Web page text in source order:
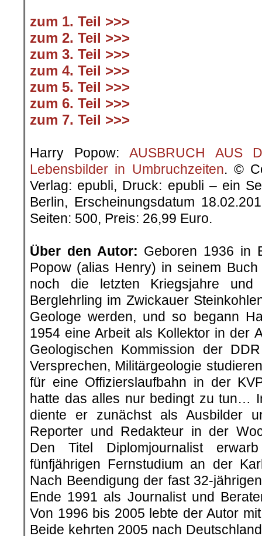
zum 1. Teil >>>
zum 2. Teil >>>
zum 3. Teil >>>
zum 4. Teil >>>
zum 5. Teil >>>
zum 6. Teil >>>
zum 7. Teil >>>
Harry Popow: AUSBRUCH AUS
Lebensbilder in Umbruchzeiten. ©
Verlag: epubli, Druck: epubli – ein
Berlin, Erscheinungsdatum
Seiten: 500, Preis: 26,99 Euro.
Über den Autor: Geboren 1936 in
Popow (alias Henry) in seinem Buch
noch die letzten Kriegsjahre
Berglehrling im Zwickauer
Geologe werden, und so begann
1954 eine Arbeit als Kollektor in der
Geologischen Kommission der
Versprechen, Militärgeologie
für eine Offizierslaufbahn in der
hatte das alles nur bedingt zu tun…
diente er zunächst als Ausbilder
Reporter und Redakteur in der
Den Titel Diplomjournalist
fünfjährigen Fernstudium an der
Nach Beendigung der fast 32-
Ende 1991 als Journalist und
Von 1996 bis 2005 lebte der Autor
Beide kehrten 2005 nach